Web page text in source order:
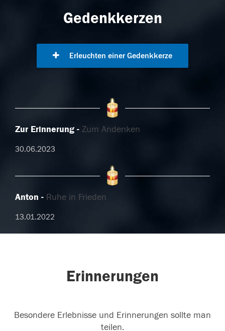
Gedenkkerzen
Erleuchten einer Gedenkkerze
Zur Erinnerung Zum Andenken
30.06.2023
Anton Ruhe in Frieden
13.01.2022
Erinnerungen
Besondere Erlebnisse und Erinnerungen sollte man
teilen.